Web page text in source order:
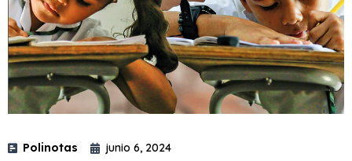
Polinotas junio 6, 2024